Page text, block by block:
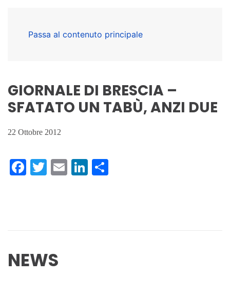
Passa al contenuto principale
GIORNALE DI BRESCIA –
SFATATO UN TABÙ, ANZI DUE
22 Ottobre 2012
Facebook
Twitter
EmailLinkedIn
NEWS